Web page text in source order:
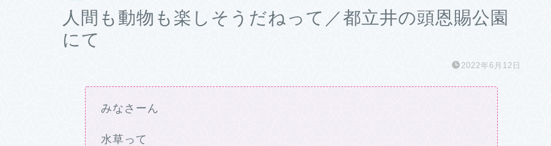
人間も動物も楽しそうだねって／都立井の頭恩賜公園
にて
2022年6月12日
みなさーん
水草って